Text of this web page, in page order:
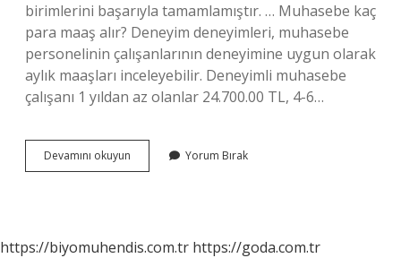
birimlerini başarıyla tamamlamıştır. … Muhasebe kaç
para maaş alır? Deneyim deneyimleri, muhasebe
personelinin çalışanlarının deneyimine uygun olarak
aylık maaşları inceleyebilir. Deneyimli muhasebe
çalışanı 1 yıldan az olanlar 24.700.00 TL, 4-6…
Devamını okuyun Muhasebe
Okuyan
Yorum Bırak
https://biyomuhendis.com.tr https://goda.com.tr